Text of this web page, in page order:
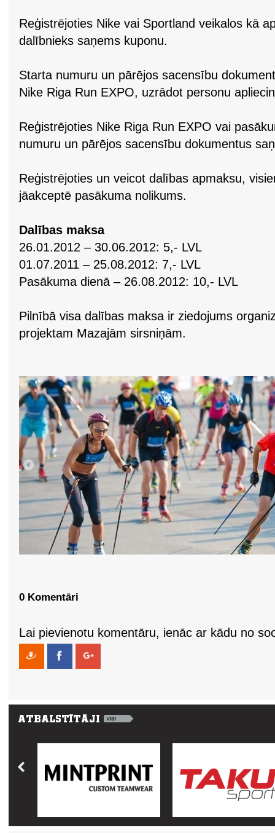
Reģistrējoties Nike vai Sportland veikalos kā
dalībnieks saņems kuponu.
Starta numuru un pārējos sacensību
Nike Riga Run EXPO, uzrādot personu
Reģistrējoties Nike Riga Run EXPO vai
numuru un pārējos sacensību dokumentus
Reģistrējoties un veicot dalības apmaksu,
jāakceptē pasākuma nolikums.
Dalības maksa
26.01.2012 – 30.06.2012: 5,- LVL
01.07.2011 – 25.08.2012: 7,- LVL
Pasākuma dienā – 26.08.2012: 10,- LVL
Pilnībā visa dalības maksa ir ziedojums
projektam Mazajām sirsniņām.
0 Komentāri
Lai pievienotu komentāru, ienāc ar kādu no